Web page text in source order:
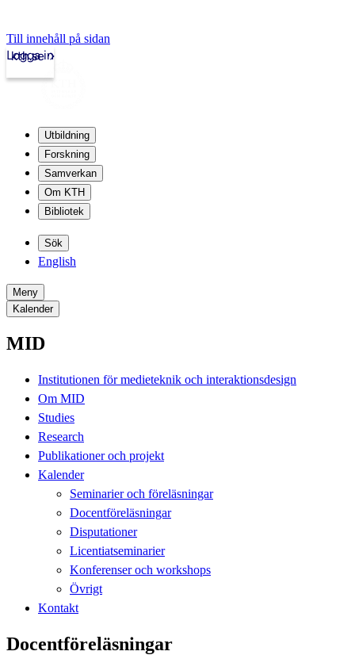
Till innehåll på sidan
kth.se
Logga in
Utbildning
Forskning
Samverkan
Om KTH
Bibliotek
Sök
English
Meny
Kalender
MID
Institutionen för medieteknik och interaktionsdesign
Om MID
Studies
Research
Publikationer och projekt
Kalender
Seminarier och föreläsningar
Docentföreläsningar
Disputationer
Licentiatseminarier
Konferenser och workshops
Övrigt
Kontakt
Docentföreläsningar